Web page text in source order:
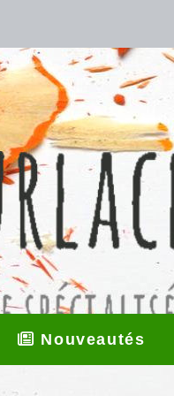
Nouveautés